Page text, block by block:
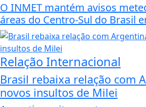
O INMET mantém avisos
áreas do Centro-Sul do Brasil
Relação Internacional
Brasil rebaixa relação com
novos insultos de Milei